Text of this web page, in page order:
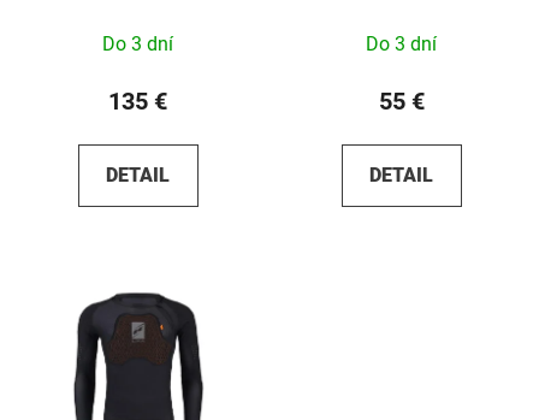
Do 3 dní
135 €
DETAIL
Do 3 dní
55 €
DETAIL